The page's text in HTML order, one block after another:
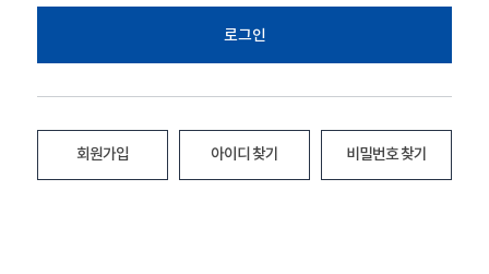
로그인
회원가입 아이디 찾기 비밀번호 찾기